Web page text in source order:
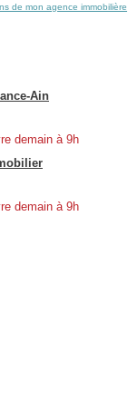
de mon agence immobilière
Ain
demain à 9h
demain à 9h